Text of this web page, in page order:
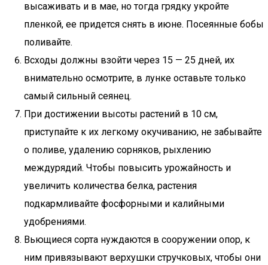
высаживать и в мае, но тогда грядку укройте
пленкой, ее придется снять в июне. Посеянные бобы
поливайте.
Всходы должны взойти через 15 — 25 дней, их
внимательно осмотрите, в лунке оставьте только
самый сильный сеянец.
При достижении высоты растений в 10 см,
приступайте к их легкому окучиванию, не забывайте
о поливе, удалению сорняков, рыхлению
междурядий. Чтобы повысить урожайность и
увеличить количества белка, растения
подкармливайте фосфорными и калийными
удобрениями.
Вьющиеся сорта нуждаются в сооружении опор, к
ним привязывают верхушки стручковых, чтобы они